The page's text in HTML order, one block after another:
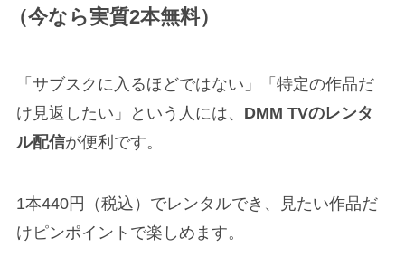
（今なら実質2本無料）
「サブスクに入るほどではない」「特定の作品だ
け見返したい」という人には、 DMM TVのレンタ
ル配信が便利です。
1本440円（税込）でレンタルでき、見たい作品だ
けピンポイントで楽しめます。